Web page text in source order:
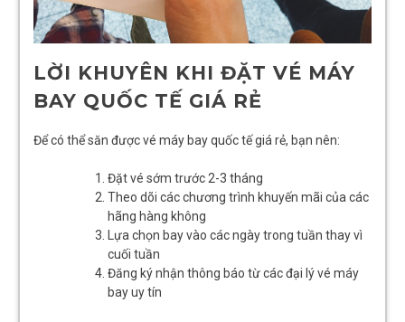
LỜI KHUYÊN KHI ĐẶT VÉ MÁY
BAY QUỐC TẾ GIÁ RẺ
Để có thể săn được vé máy bay quốc tế giá rẻ, bạn nên:
Đặt vé sớm trước 2-3 tháng
Theo dõi các chương trình khuyến mãi của các
hãng hàng không
Lựa chọn bay vào các ngày trong tuần thay vì
cuối tuần
Đăng ký nhận thông báo từ các đại lý vé máy
bay uy tín